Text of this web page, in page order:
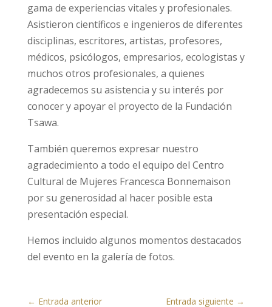
gama de experiencias vitales y profesionales.
Asistieron científicos e ingenieros de diferentes
disciplinas, escritores, artistas, profesores,
médicos, psicólogos, empresarios, ecologistas y
muchos otros profesionales, a quienes
agradecemos su asistencia y su interés por
conocer y apoyar el proyecto de la Fundación
Tsawa.
También queremos expresar nuestro
agradecimiento a todo el equipo del Centro
Cultural de Mujeres Francesca Bonnemaison
por su generosidad al hacer posible esta
presentación especial.
Hemos incluido algunos momentos destacados
del evento en la galería de fotos.
← Entrada anterior Entrada siguiente →